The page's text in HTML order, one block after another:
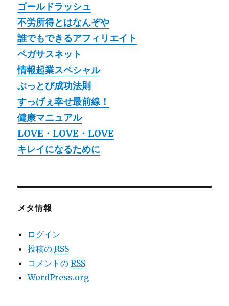
ゴールドラッシュ
不労所得とはなんぞや
誰でもできるアフィリエイト
ペガサスネット
情報起業スペシャル
ぶっとび成功法則
すっげぇ幸せ最前線！
健康マニュアル
LOVE・LOVE・LOVE
キレイになるために
メタ情報
ログイン
投稿のRSS
コメントのRSS
WordPress.org